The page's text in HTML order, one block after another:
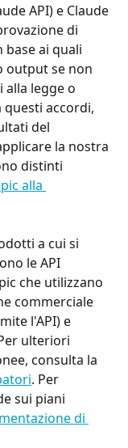
API) e Claude
di
ai quali
output se non
legge o
questi accordi,
del
la nostra
distinti
alla
a cui si
le API
che utilizzano
commerciale
l'API) e
ulteriori
consulta la
. Per
sui piani
di